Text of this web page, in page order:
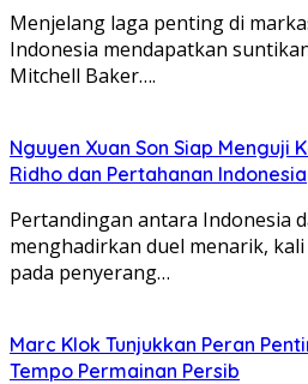
Menjelang laga penting di
Indonesia mendapatkan
Mitchell Baker….
Nguyen Xuan Son Siap Menguji
Ridho dan Pertahanan Indonesia
Pertandingan antara Indonesia
menghadirkan duel menarik,
pada penyerang…
Marc Klok Tunjukkan Peran
Tempo Permainan Persib